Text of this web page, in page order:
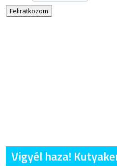
Vigyél haza!